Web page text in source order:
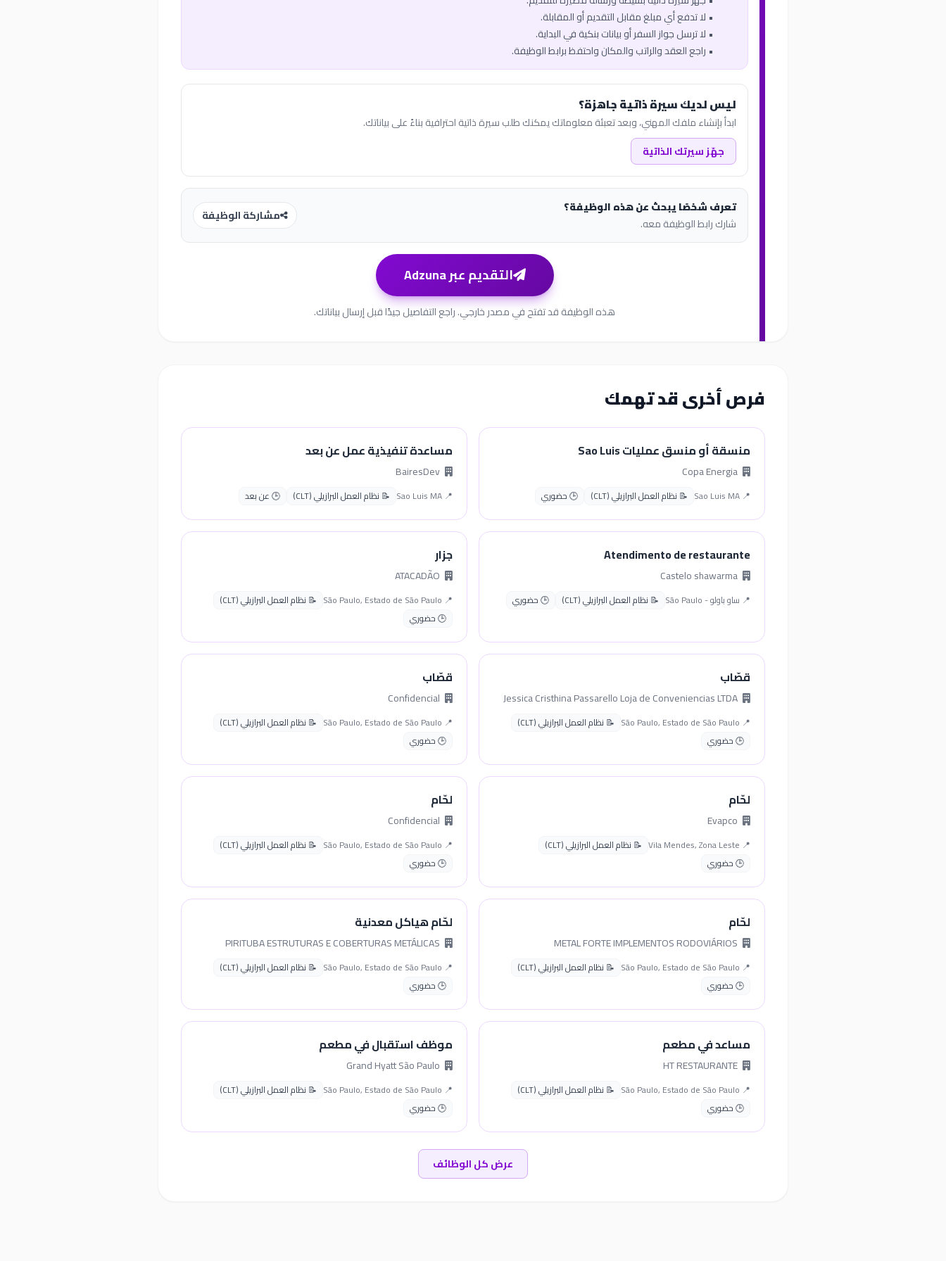
• لا تدفع أي مبلغ مقابل التقديم أو المقابلة.
• لا ترسل جواز السفر أو بيانات بنكية في البداية.
• راجع العقد والراتب والمكان واحتفظ برابط الوظيفة.
ليس لديك سيرة ذاتية جاهزة؟
ابدأ بإنشاء ملفك المهني، وبعد تعبئة معلوماتك يمكنك طلب سيرة ذاتية احترافية بناءً على بياناتك.
جهّز سيرتك الذاتية
تعرف شخصًا يبحث عن هذه الوظيفة؟
شارك رابط الوظيفة معه.
مشاركة الوظيفة
التقديم عبر Adzuna
هذه الوظيفة قد تفتح في مصدر خارجي. راجع التفاصيل جيدًا قبل إرسال بياناتك.
فرص أخرى قد تهمك
منسقة أو منسق عمليات Sao Luis
📍 Sao Luis MA 📝 نظام العمل البرازيلي (CLT) 🕒 حضوري
مساعدة تنفيذية عمل عن بعد
📍 Sao Luis MA 📝 نظام العمل البرازيلي (CLT) 🕒 عن بعد
Atendimento de restaurante
📍 ساو باولو - São Paulo 📝 نظام العمل البرازيلي (CLT) 🕒 حضوري
جزار
📍 São Paulo, Estado de São Paulo
📝 نظام العمل البرازيلي (CLT)
🕒 حضوري
قصّاب
📍 São Paulo, Estado de São Paulo
📝 نظام العمل البرازيلي (CLT)
🕒 حضوري
قصّاب
📍 São Paulo, Estado de São Paulo
📝 نظام العمل البرازيلي (CLT)
🕒 حضوري
لحّام
📍 Vila Mendes, Zona Leste
📝 نظام العمل البرازيلي (CLT)
🕒 حضوري
لحّام
📍 São Paulo, Estado de São Paulo
📝 نظام العمل البرازيلي (CLT)
🕒 حضوري
لحّام
📍 São Paulo, Estado de São Paulo
📝 نظام العمل البرازيلي (CLT)
🕒 حضوري
لحّام هياكل معدنية
📍 São Paulo, Estado de São Paulo
📝 نظام العمل البرازيلي (CLT)
🕒 حضوري
مساعد في مطعم
📍 São Paulo, Estado de São Paulo
📝 نظام العمل البرازيلي (CLT)
🕒 حضوري
موظف استقبال في مطعم
📍 São Paulo, Estado de São Paulo
📝 نظام العمل البرازيلي (CLT)
🕒 حضوري
عرض كل الوظائف